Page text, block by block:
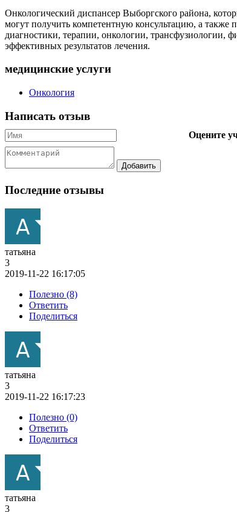
Онкологический диспансер Выборгского района,
могут получить компетентную консультацию, а
диагностики, терапии, онкологии, трансфузиологии,
эффективных результатов лечения.
медицинские услуги
Онкология
Написать отзыв
Оцените
Последние отзывы
татьяна
3
2019-11-22 16:17:05
Полезно (8)
Ответить
Поделиться
татьяна
3
2019-11-22 16:17:23
Полезно (0)
Ответить
Поделиться
татьяна
3